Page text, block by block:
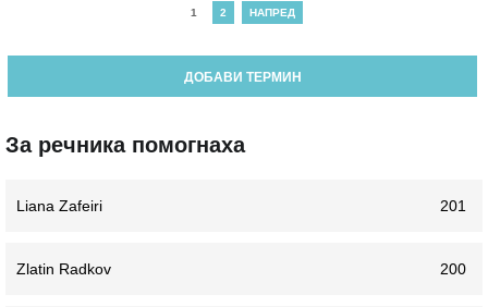
1 2 НАПРЕД
ДОБАВИ ТЕРМИН
За речника помогнаха
Liana Zafeiri 201
Zlatin Radkov 200